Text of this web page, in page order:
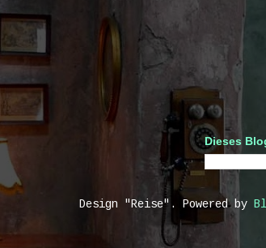
Dieses
Design "Reise". Powered by